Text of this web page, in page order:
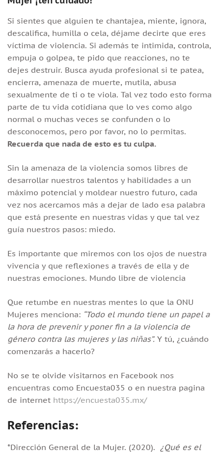
Si sientes que alguien te chantajea, miente, ignora,
descalifica, humilla o cela, déjame decirte que eres
víctima de violencia. Si además te intimida, controla,
empuja o golpea, te pido que reacciones, no te
dejes destruir. Busca ayuda profesional si te patea,
encierra, amenaza de muerte, mutila, abusa
sexualmente de ti o te viola. Tal vez todo esto forma
parte de tu vida cotidiana que lo ves como algo
normal o muchas veces se confunden o lo
desconocemos, pero por favor, no lo permitas.
Recuerda que nada de esto es tu culpa.
Sin la amenaza de la violencia somos libres de
desarrollar nuestros talentos y habilidades a un
máximo potencial y moldear nuestro futuro, cada
vez nos acercamos más a dejar de lado esa palabra
que está presente en nuestras vidas y que tal vez
guía nuestros pasos: miedo.
Es importante que miremos con los ojos de nuestra
vivencia y que reflexiones a través de ella y de
nuestras emociones. Mundo libre de violencia
Que retumbe en nuestras mentes lo que la ONU
Mujeres menciona: “Todo el mundo tiene un papel a
la hora de prevenir y poner fin a la violencia de
género contra las mujeres y las niñas”. Y tú, ¿cuándo
comenzarás a hacerlo?
No se te olvide visitarnos en Facebook nos
encuentras como Encuesta035 o en nuestra pagina
de internet https://encuesta035.mx/
Referencias:
*Dirección General de la Mujer. (2020). ¿Qué es el